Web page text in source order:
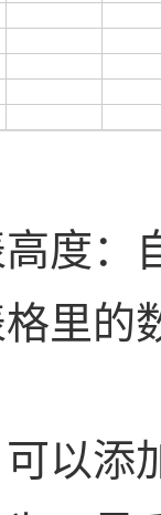
度：
里的
以添